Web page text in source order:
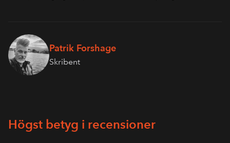
Patrik Forshage
Skribent
Högst betyg i recensioner